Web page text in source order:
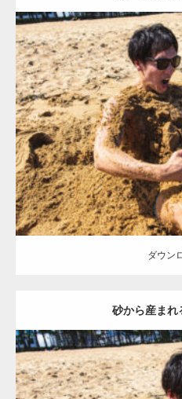
Update:
Category:海のマッチョ オレン
ダウンロード
ダウン
砂から産まれ